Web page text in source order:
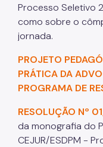
Pós-Graduação
Programa de
REVISTA JURÍDICA
Notícias
Fale Conosco
Processo Seletivo
como sobre o
jornada.
PROJETO
PRÁTICA DA
PROGRAMA DE
RESOLUÇÃO Nº
da monografia do
CEJUR/ESDPM -